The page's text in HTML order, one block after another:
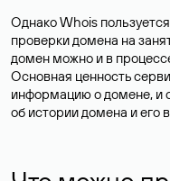
Однако Whois
проверки домена на
домен можно и в
Основная ценность
информацию о домене, и
об истории домена и его